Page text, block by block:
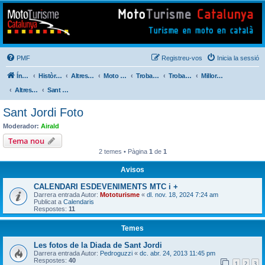
Mototurisme
Turisme en moto en català
PMF Inicia la sessió
Registreu-vos
Índex del fòrum Històric de Mototurisme Altres activitats Moto Perdido Extrem Trobada Familiar Trobades Viatgers Catalans
Millores i Incidències del Nou Fòrum (2014)
Altres . . .
Sant Jordi Foto
Sant Jordi Foto
Moderador: Airald
Tema nou
2 temes • Pàgina 1 de 1
Avisos
CALENDARI ESDEVENIMENTS MTC i +
Darrera entrada Autor: Mototurisme « dl. nov. 18, 2024 7:24 am
Publicat a Calendaris
Respostes: 11
Temes
Les fotos de la Diada de Sant Jordi
Darrera entrada Autor: Pedroguzzi « dc. abr. 24, 2013 11:45 pm
Respostes: 40